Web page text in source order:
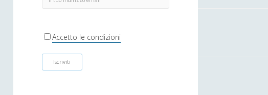
k
r Accetto le condizioni